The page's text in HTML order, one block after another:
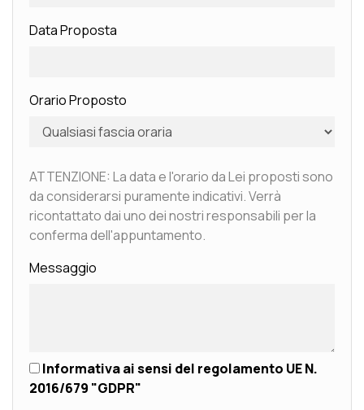
Data Proposta
Orario Proposto
ATTENZIONE: La data e l'orario da Lei proposti sono
da considerarsi puramente indicativi. Verrà
ricontattato dai uno dei nostri responsabili per la
conferma dell'appuntamento.
Messaggio
Informativa ai sensi del regolamento UE N.
2016/679 "GDPR"